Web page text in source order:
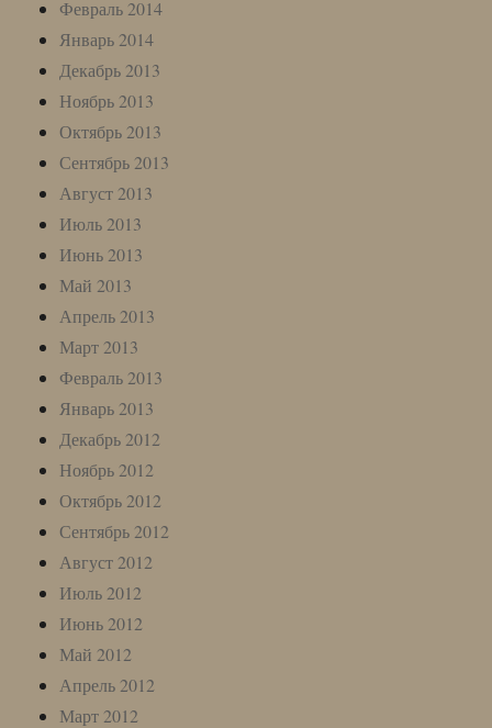
Февраль 2014
Январь 2014
Декабрь 2013
Ноябрь 2013
Октябрь 2013
Сентябрь 2013
Август 2013
Июль 2013
Июнь 2013
Май 2013
Апрель 2013
Март 2013
Февраль 2013
Январь 2013
Декабрь 2012
Ноябрь 2012
Октябрь 2012
Сентябрь 2012
Август 2012
Июль 2012
Июнь 2012
Май 2012
Апрель 2012
Март 2012